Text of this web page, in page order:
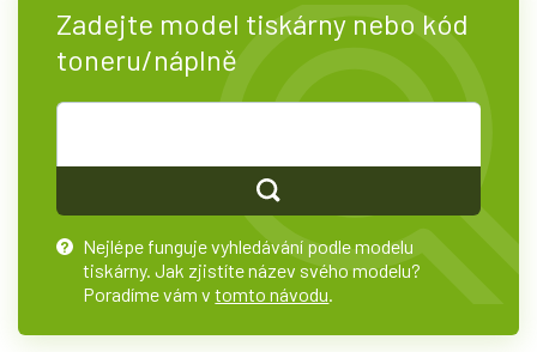
Zadejte model tiskárny nebo kód
toneru/náplně
?
Nejlépe funguje vyhledávání podle modelu
tiskárny. Jak zjistíte název svého modelu?
Poradíme vám vtomto návodu